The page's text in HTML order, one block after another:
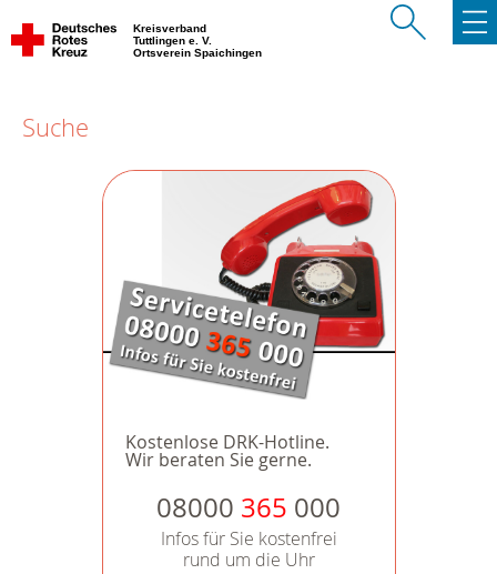
Kreisverband
Tuttlingen e. V.
Ortsverein Spaichingen
Suche
Kostenlose DRK-Hotline.
Wir beraten Sie gerne.
08000 365 000
Infos für Sie kostenfrei
rund um die Uhr